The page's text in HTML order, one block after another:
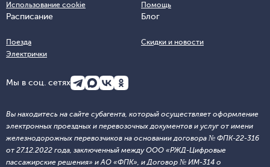
Использование cookie
Помощь
Расписание
Поезда
Электрички
Блог
Скидки и новости
Мы в соц. сетях
Вы находитесь на сайте субагента, который осуществляет оформление
электронных проездных и перевозочных документов и услуг от имени
железнодорожных перевозчиков на основании договора № ФПК-22-316
от 27.12.2022 года, заключенный между ООО «РЖД-Цифровые
пассажирские решения» и АО «ФПК», и Договор № ИМ-314 о